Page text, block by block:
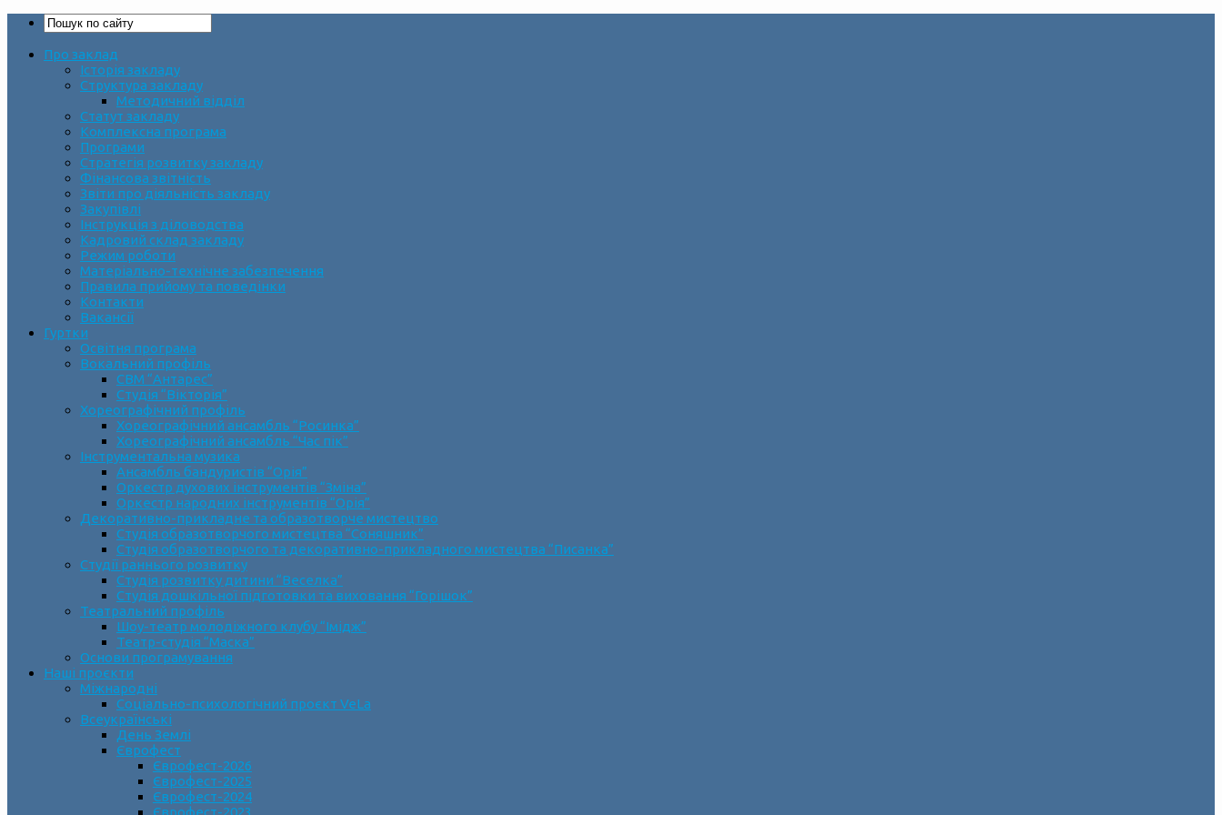
Про заклад
Історія закладу
Структура закладу
Методичний відділ
Статут закладу
Комплексна програма
Програми
Стратегія розвитку закладу
Фінансова звітність
Звіти про діяльність закладу
Закупівлі
Інструкція з діловодства
Кадровий склад закладу
Режим роботи
Матеріально-технічне забезпечення
Правила прийому та поведінки
Контакти
Вакансії
Гуртки
Освітня програма
Вокальний профіль
СВМ “Антарес”
Студія “Вікторія”
Хореографічний профіль
Хореографічний ансамбль “Росинка”
Хореографічний ансамбль “Час пік”
Інструментальна музика
Ансамбль бандуристів “Орія”
Оркестр духових інструментів “Зміна”
Оркестр народних інструментів “Орія”
Декоративно-прикладне та образотворче мистецтво
Cтудія образотворчого мистецтва “Соняшник”
Студія образотворчого та декоративно-прикладного мистецтва “Писанка”
Студії раннього розвитку
Студія розвитку дитини “Веселка”
Студія дошкільної підготовки та виховання “Горішок”
Театральний профіль
Шоу-театр молодіжного клубу “Імідж”
Театр-студія “Маска”
Основи програмування
Наші проєкти
Міжнародні
Соціально-психологічний проєкт VeLa
Всеукраїнські
День Землі
Єврофест
Єврофест-2026
Єврофест-2025
Єврофест-2024
Єврофест-2023